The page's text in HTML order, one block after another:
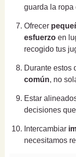
guarda la ropa
Ofrecer
esfuerzo en
recogido tus
Durante estos
común, no
Estar
decisiones
Intercambiar
necesitamos